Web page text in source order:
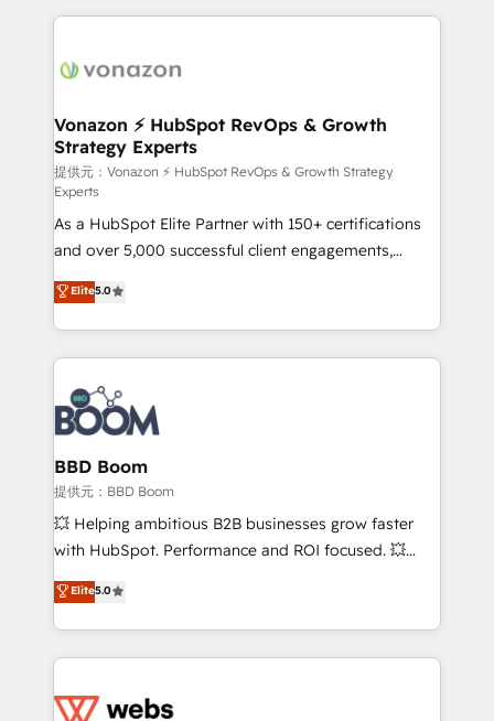
l'international, nous travaillons avec des ETI
delà d’une simple transformation digitale et des
➤ L’intégration de CRM et de méthodologie RevOps
pour aligner les équipes marketing, commerciales et
support client (data migration, synchronisation API,
audit et maintenance) ➤ La création de sites internet
de conversion qui transforment les visiteurs en
opportunités d'affaires ➤ La mise en place de
stratégies d'acquisition marketing (SEO, SEA,
inbound, automatisation marketing, ABM, IA,
emailing) Informations clés : - 10 ans d'expérience -
100+ intégrations CRM HubSpot réussies - 40
experts conseil - 150 certifications HubSpot
cumulées
Vonazon ⚡ HubSpot RevOps & Growth
Strategy Experts
提供元：Vonazon ⚡ HubSpot RevOps & Growth Strategy
Experts
As a HubSpot Elite Partner with 150+ certifications
and over 5,000 successful client engagements,
Vonazon turns marketing complexity into
measurable, scalable growth. From onboarding to
enterprise-grade campaigns, our in-house team
builds scalable strategies that drive long-term
revenue. ⚙️ HubSpot Integration & Optimization •
Seamless CRM, CMS, and automation setup •
Complex platform migrations and data cleanups •
Custom APIs and third-party integrations 📈 End-to-
End Revenue Acceleration • Lifecycle marketing and
pipeline growth programs • Sales enablement tools
and CRM optimization • Retention strategies with
Execution • 750+ onboardings and 2,000+
implementations • Deep expertise across marketing,
Elite5.0
BBD Boom
提供元：BBD Boom
💥 Helping ambitious B2B businesses grow faster
with HubSpot. Performance and ROI focused. 💥
BBD Boom is the HubSpot partner that can help you
to HubSpot Better. We work with your teams to
solve all your HubSpot challenges and improve user
adoption, sales process and marketing results.
the first time 🔧 Designing and optimising your
Elite5.0